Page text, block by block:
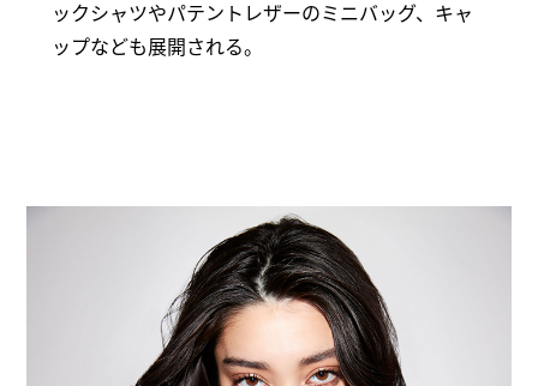
ックシャツやパテントレザーのミニバッグ、キャ
ップなども展開される。